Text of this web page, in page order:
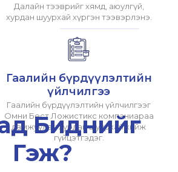
Далайн тээврийг хямд, аюулгүй,
хурдан шуурхай хүргэн тээвэрлэнэ.
Гаалийн бүрдүүлэлтийн
үйлчилгээ
Гаалийн бүрдүүлэлтийн үйлчилгээг
Омни Бест Ложистикс компаниараа
дамжуулан хурдан шуурхай хийж
гүйцэтгэдэг.
Биднийг
Гэж?